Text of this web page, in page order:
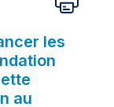
les
au